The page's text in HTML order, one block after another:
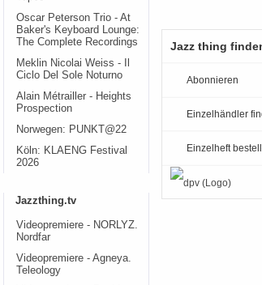
Oscar Peterson Trio - At
Baker's Keyboard Lounge:
The Complete Recordings
Meklin Nicolai Weiss - Il
Ciclo Del Sole Noturno
Alain Métrailler - Heights
Prospection
Norwegen: PUNKT@22
Köln: KLAENG Festival
2026
Jazzthing.tv
Videopremiere - NORLYZ.
Nordfar
Videopremiere - Agneya.
Teleology
Jazz thing
Abonnieren
Einzelhändler
Einzelheft